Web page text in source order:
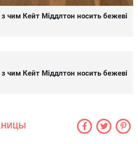
чим Кейт Міддлтон носить бежеві